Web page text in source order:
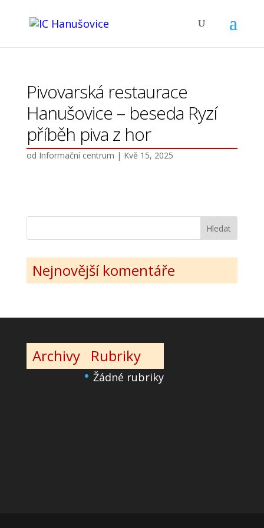
Pivovarská restaurace
Hanušovice – beseda Ryzí
příběh piva z hor
od Informační centrum | Kvě 15, 2025
Nejnovější komentáře
Archivy Rubriky
Žádné rubriky